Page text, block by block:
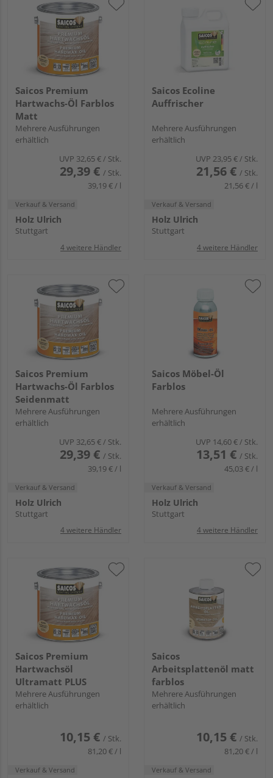
Saicos Premium
Hartwachs-Öl Farblos
Matt
Mehrere Ausführungen
erhältlich
UVP 32,65 €/ Stk.
29,39 € / Stk.
39,19 € / l
Verkauf & Versand
Holz Ulrich
Stuttgart
4 weitere Händler
Saicos Ecoline
Auffrischer
Mehrere Ausführungen
erhältlich
UVP 23,95 €/ Stk.
21,56 € / Stk.
21,56 € / l
Verkauf & Versand
Holz Ulrich
Stuttgart
4 weitere Händler
Saicos Premium
Hartwachs-Öl Farblos
Seidenmatt
Mehrere Ausführungen
erhältlich
UVP 32,65 €/ Stk.
29,39 € / Stk.
39,19 € / l
Verkauf & Versand
Holz Ulrich
Stuttgart
4 weitere Händler
Saicos Möbel-Öl
Farblos
Mehrere Ausführungen
erhältlich
UVP 14,60 €/ Stk.
13,51 € / Stk.
45,03 € / l
Verkauf & Versand
Holz Ulrich
Stuttgart
4 weitere Händler
Saicos Premium
Hartwachsöl
Ultramatt PLUS
Mehrere Ausführungen
erhältlich
10,15 € / Stk.
81,20 € / l
Verkauf & Versand
Saicos
Arbeitsplattenöl matt
farblos
Mehrere Ausführungen
erhältlich
10,15 € / Stk.
81,20 € / l
Verkauf & Versand